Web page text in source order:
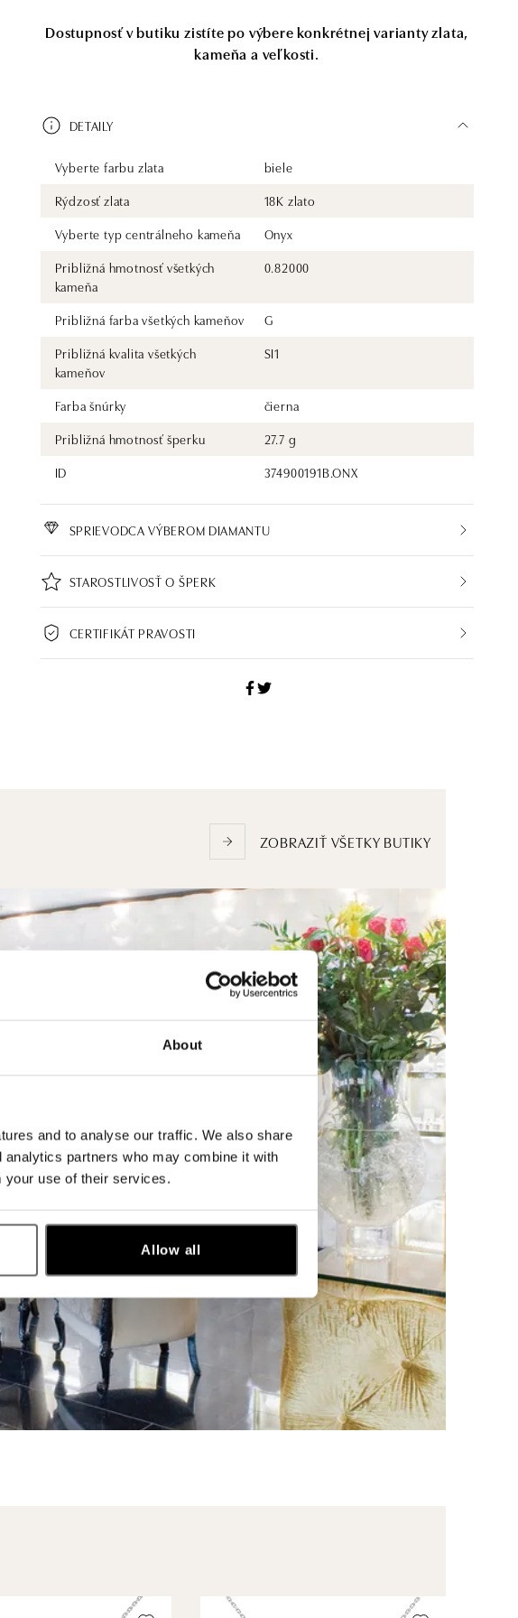
About
and to analyse our traffic. We also share
partners who may combine it with
your use of their services.
Allow all
Dostupnosť v butiku zistíte po výbere konkrétnej varianty zlata,
kameňa a veľkosti.
DETAILY
Vyberte farbu zlata
biele
Rýdzosť zlata
18K zlato
Vyberte typ centrálneho kameňa
Onyx
Približná hmotnosť všetkých
kameňa
0.82000
Približná farba všetkých kameňov
G
Približná kvalita všetkých
kameňov
SI1
Farba šnúrky
čierna
Približná hmotnosť šperku
27.7 g
ID
374900191B.ONX
SPRIEVODCA VÝBEROM DIAMANTU
STAROSTLIVOSŤ O ŠPERK
CERTIFIKÁT PRAVOSTI
ZOBRAZIŤ VŠETKY BUTIKY